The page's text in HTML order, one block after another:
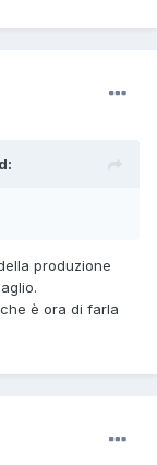
produzione
è ora di farla